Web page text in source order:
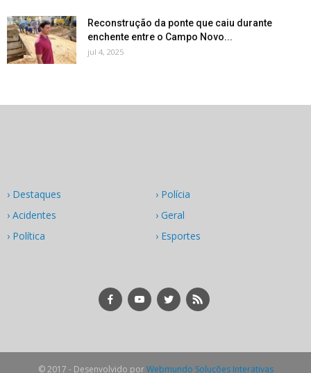
Reconstrução da ponte que caiu durante
enchente entre o Campo Novo...
jul 4, 2025
› Destaques
› Acidentes
› Política
› Polícia
› Geral
› Esportes
© 2017 - Desenvolvido porWebmundo Soluções Interativas